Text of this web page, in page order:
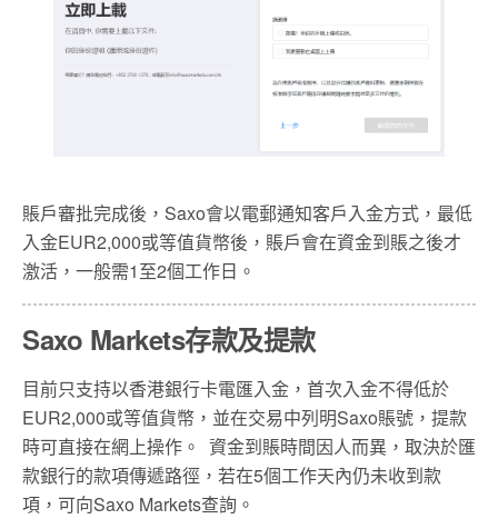
賬戶審批完成後，Saxo會以電郵通知客戶入金方式，最低
入金EUR2,000或等值貨幣後，賬戶會在資金到賬之後才
激活，一般需1至2個工作日。
Saxo Markets存款及提款
目前只支持以香港銀行卡電匯入金，首次入金不得低於
EUR2,000或等值貨幣，並在交易中列明Saxo賬號，提款
時可直接在網上操作。 資金到賬時間因人而異，取決於匯
款銀行的款項傳遞路徑，若在5個工作天內仍未收到款
項，可向Saxo Markets查詢。